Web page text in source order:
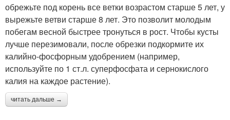
обрежьте под корень все ветки возрастом старше 5 лет, у
вырежьте ветви старше 8 лет. Это позволит молодым
побегам весной быстрее тронуться в рост. Чтобы кусты
лучше перезимовали, после обрезки подкормите их
калийно-фосфорным удобрением (например,
используйте по 1 ст.л. суперфосфата и сернокислого
калия на каждое растение).
читать дальше →